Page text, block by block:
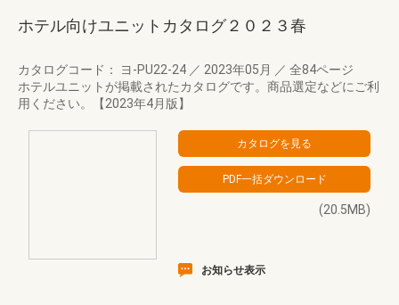
ホテル向けユニットカタログ２０２３春
カタログコード： ヨ-PU22-24 ／ 2023年05月 ／ 全84ページ
ホテルユニットが掲載されたカタログです。商品選定などにご利
用ください。【2023年4月版】
(20.5MB)
お知らせ表示